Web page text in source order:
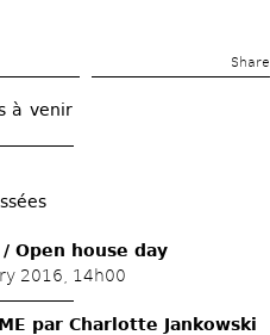
Share
à venir
Open house day
2016, 14h00
par Charlotte Jankowski